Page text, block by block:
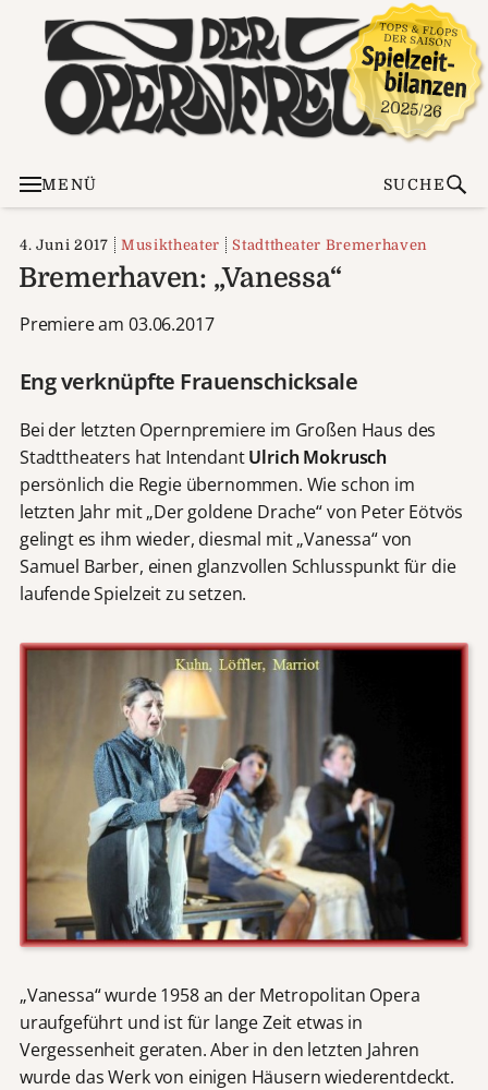
MENÜ SUCHE
4. Juni 2017 Musiktheater Stadttheater Bremerhaven
Bremerhaven: „Vanessa“
Premiere am 03.06.2017
Eng verknüpfte Frauenschicksale
Bei der letzten Opernpremiere im Großen Haus des
Stadttheaters hat IntendantUlrich Mokrusch
persönlich die Regie übernommen. Wie schon im
letzten Jahr mit „Der goldene Drache“ von Peter Eötvös
gelingt es ihm wieder, diesmal mit „Vanessa“ von
Samuel Barber, einen glanzvollen Schlusspunkt für die
laufende Spielzeit zu setzen.
„Vanessa“ wurde 1958 an der Metropolitan Opera
uraufgeführt und ist für lange Zeit etwas in
Vergessenheit geraten. Aber in den letzten Jahren
wurde das Werk von einigen Häusern wiederentdeckt.